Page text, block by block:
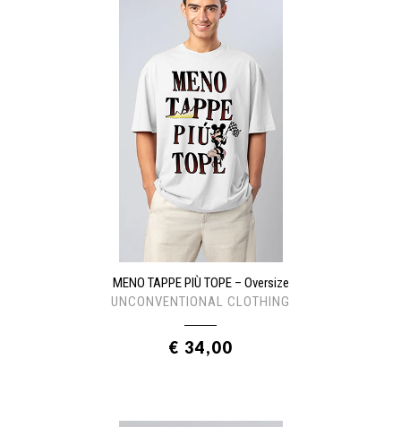
MENO TAPPE PIÙ TOPE – Oversize
UNCONVENTIONAL CLOTHING
€ 34,00